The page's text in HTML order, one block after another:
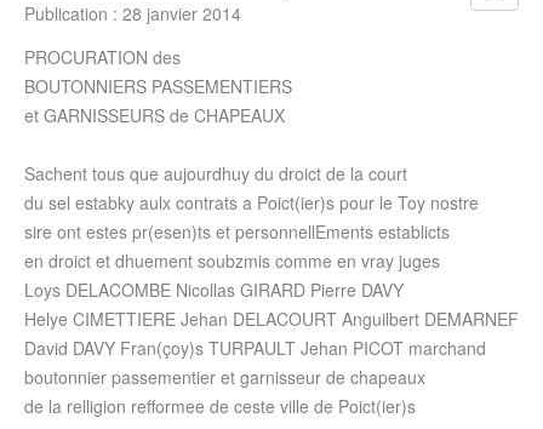
Publication : 28 janvier 2014
PROCURATION des
BOUTONNIERS PASSEMENTIERS
et GARNISSEURS de CHAPEAUX
Sachent tous que aujourdhuy du droict de la court
du sel estabky aulx contrats a Poict(ier)s pour le Toy nostre
sire ont estes pr(esen)ts et personnellEments establicts
en droict et dhuement soubzmis comme en vray juges
Loys DELACOMBE Nicollas GIRARD Pierre DAVY
Helye CIMETTIERE Jehan DELACOURT Anguilbert DEMARNEF
David DAVY Fran(çoy)s TURPAULT Jehan PICOT marchand
boutonnier passementier et garnisseur de chapeaux
de la relligion refformee de ceste ville de Poict(ier)s